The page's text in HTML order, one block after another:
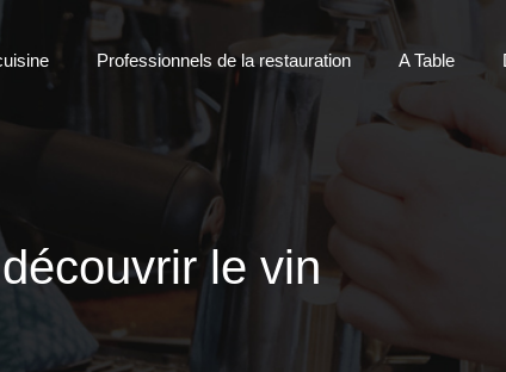
Professionnels de la restauration A Table
le vin